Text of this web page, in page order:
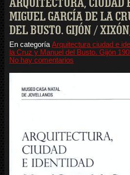
ARQUITECTURA, CIUDAD
MIGUEL GARCÍA DE LA
DEL BUSTO. GIJÓN /
En categoría Arquitectura ciudad e
la Cruz y Manuel del Busto. Gijón
No hay comentarios